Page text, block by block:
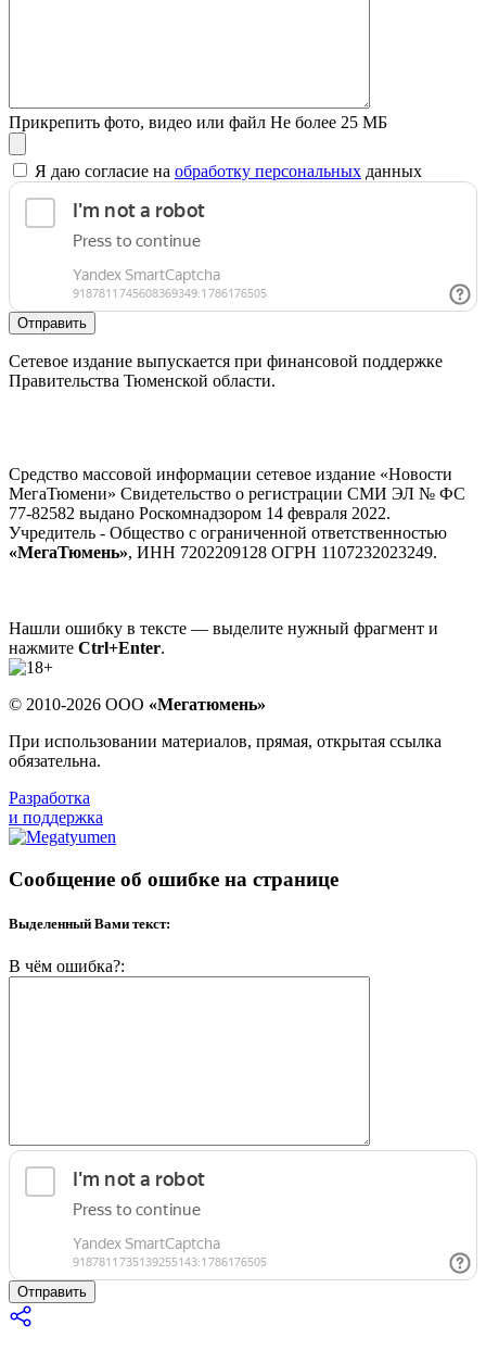
Прикрепить фото, видео или файл Не более 25 МБ
Я даю согласие на обработку персональных данных
Отправить
Сетевое издание выпускается при финансовой поддержке
Правительства Тюменской области.
Средство массовой информации сетевое издание «Новости
МегаТюмени» Свидетельство о регистрации СМИ ЭЛ № ФС
77-82582 выдано Роскомнадзором 14 февраля 2022.
Учредитель - Общество с ограниченной ответственностью
«МегаТюмень», ИНН 7202209128 ОГРН 1107232023249.
Нашли ошибку в тексте — выделите нужный фрагмент и
нажмите Ctrl+Enter.
© 2010-2026 ООО «Мегатюмень»
При использовании материалов, прямая, открытая ссылка
обязательна.
Разработка
и поддержка
Сообщение об ошибке на странице
Выделенный Вами текст:
В чём ошибка?:
Отправить